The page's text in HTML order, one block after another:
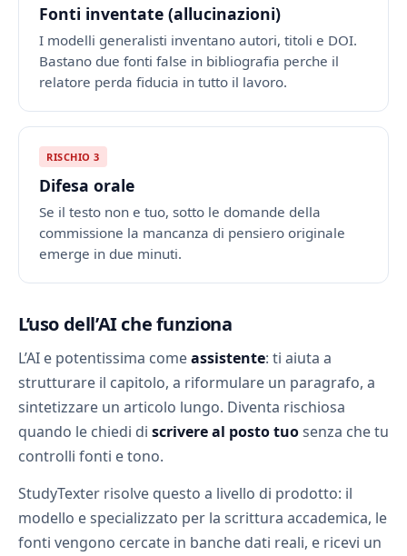
Fonti inventate (allucinazioni)
I modelli generalisti inventano autori, titoli e DOI.
Bastano due fonti false in bibliografia perche il
relatore perda fiducia in tutto il lavoro.
RISCHIO 3
Difesa orale
Se il testo non e tuo, sotto le domande della
commissione la mancanza di pensiero originale
emerge in due minuti.
L’uso dell’AI che funziona
L’AI e potentissima comeassistente: ti aiuta a
strutturare il capitolo, a riformulare un paragrafo, a
sintetizzare un articolo lungo. Diventa rischiosa
quando le chiedi di scrivere al posto tuosenza che tu
controlli fonti e tono.
StudyTexter risolve questo a livello di prodotto: il
modello e specializzato per la scrittura accademica, le
fonti vengono cercate in banche dati reali, e ricevi un